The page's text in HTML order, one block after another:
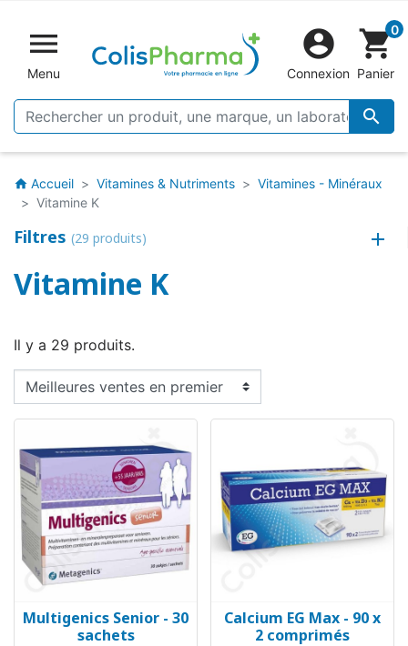

Menu


Connexion
shopping_cart0
Panier
home Accueil Vitamines & Nutriments
Vitamines - Minéraux
Vitamine K
Filtres (29 produits)
Vitamine K
Il y a 29 produits.
Multigenics Senior - 30
sachets
Calcium EG Max - 90 x
2 comprimés